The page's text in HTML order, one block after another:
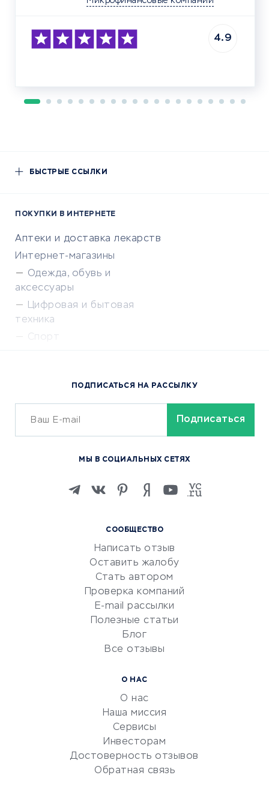
4.9
БЫСТРЫЕ ССЫЛКИ
ПОКУПКИ В ИНТЕРНЕТЕ
Аптеки и доставка лекарств
Интернет-магазины
Одежда, обувь и
аксессуары
Цифровая и бытовая
техника
Спорт
Сервисы доставки
ОБУЧЕНИЕ И РАБОТА
Изучение иностранных
Маркетинг и продажи
Репетиторство
Красота и здоровье
Сервисы по поиску работы
Сетевой маркетинг
УСЛУГИ ДЛЯ БИЗНЕСА
документооборот
Юридические компании
СООБЩЕСТВО
Написать отзыв
Оставить жалобу
Стать автором
Проверка компаний
E-mail рассылки
Полезные статьи
Блог
Все отзывы
О НАС
О нас
Наша миссия
Сервисы
Инвесторам
Достоверность отзывов
Обратная связь
ПОДПИСАТЬСЯ НА РАССЫЛКУ
МЫ В СОЦИАЛЬНЫХ СЕТЯХ